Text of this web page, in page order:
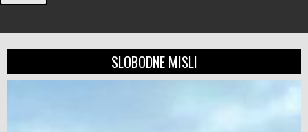
SLOBODNE MISLI